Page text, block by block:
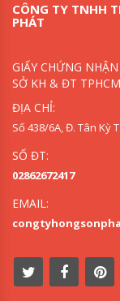
CÔNG TY TNHH
PHÁT
GIẤY CHỨNG
SỞ KH & ĐT
ĐỊA CHỈ:
Số 438/6A, Đ. Tân Kỳ
SỐ ĐT:
02862672417
EMAIL: